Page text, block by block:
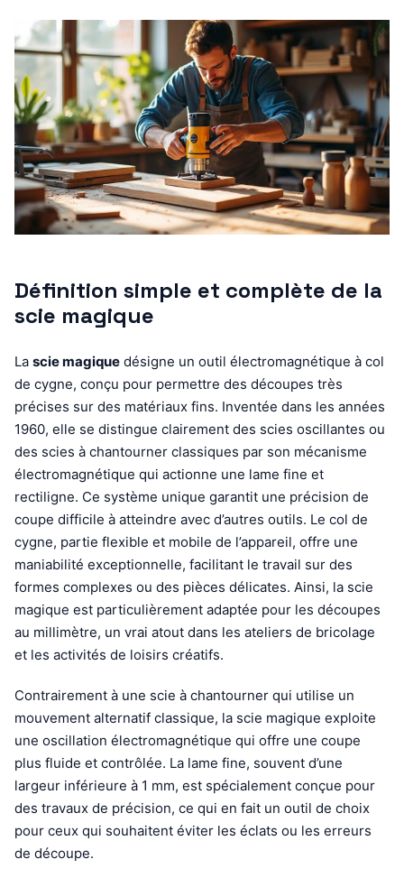
Définition simple et complète de la
scie magique
La scie magique désigne un outil électromagnétique à col
de cygne, conçu pour permettre des découpes très
précises sur des matériaux fins. Inventée dans les années
1960, elle se distingue clairement des scies oscillantes ou
des scies à chantourner classiques par son mécanisme
électromagnétique qui actionne une lame fine et
rectiligne. Ce système unique garantit une précision de
coupe difficile à atteindre avec d’autres outils. Le col de
cygne, partie flexible et mobile de l’appareil, offre une
maniabilité exceptionnelle, facilitant le travail sur des
formes complexes ou des pièces délicates. Ainsi, la scie
magique est particulièrement adaptée pour les découpes
au millimètre, un vrai atout dans les ateliers de bricolage
et les activités de loisirs créatifs.
Contrairement à une scie à chantourner qui utilise un
mouvement alternatif classique, la scie magique exploite
une oscillation électromagnétique qui offre une coupe
plus fluide et contrôlée. La lame fine, souvent d’une
largeur inférieure à 1 mm, est spécialement conçue pour
des travaux de précision, ce qui en fait un outil de choix
pour ceux qui souhaitent éviter les éclats ou les erreurs
de découpe.